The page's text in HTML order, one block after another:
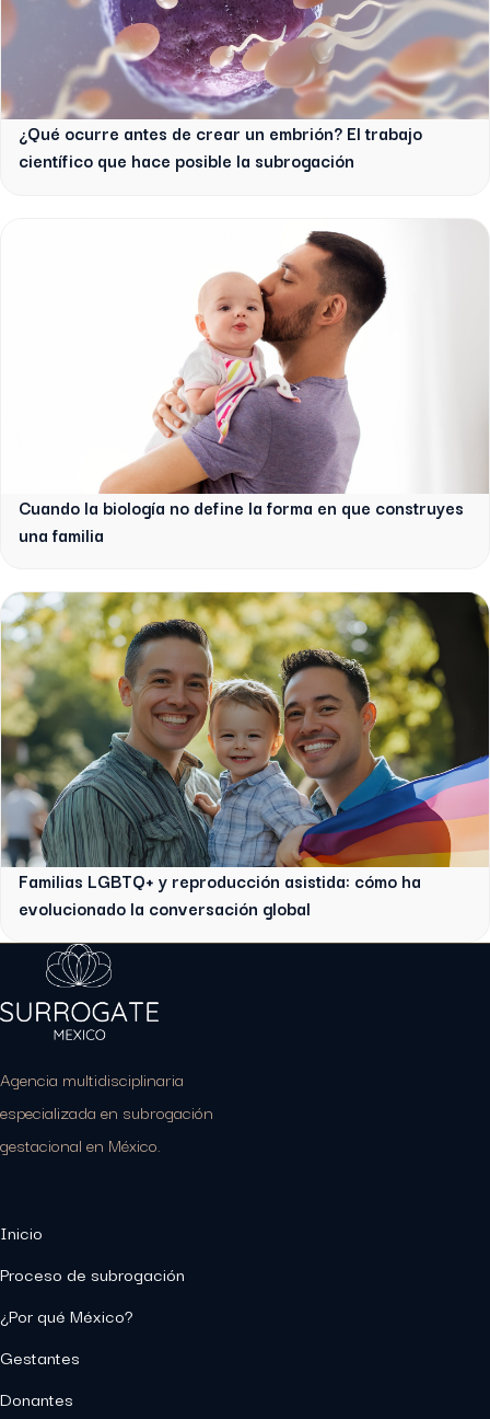
¿Qué ocurre antes de crear un embrión? El trabajo
científico que hace posible la subrogación
Cuando la biología no define la forma en que construyes
una familia
Familias LGBTQ+ y reproducción asistida: cómo ha
evolucionado la conversación global
Agencia multidisciplinaria
especializada en subrogación
gestacional en México.
Inicio
Proceso de subrogación
¿Por qué México?
Gestantes
Donantes